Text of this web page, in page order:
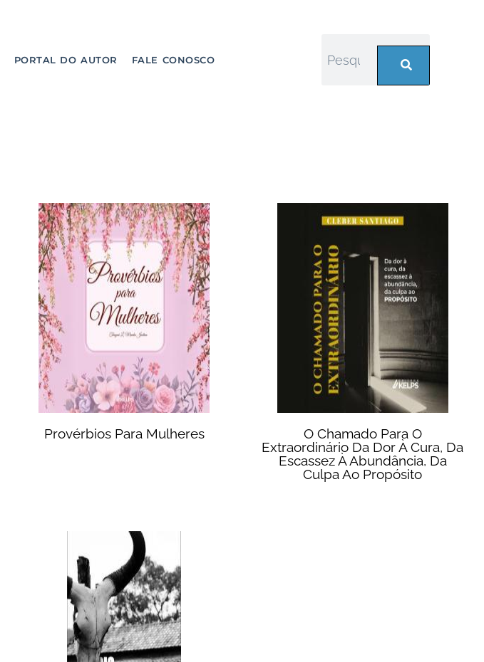
PORTAL DO AUTOR FALE CONOSCO
Provérbios Para Mulheres
O Chamado Para O
Extraordinário Da Dor À Cura, Da
Escassez À Abundância, Da
Culpa Ao Propósito